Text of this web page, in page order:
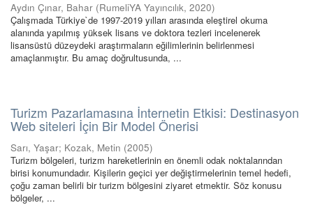
Aydın Çınar, Bahar (RumeliYA Yayıncılık, 2020)
Çalışmada Türkiye`de 1997-2019 yılları arasında eleştirel okuma
alanında yapılmış yüksek lisans ve doktora tezleri incelenerek
lisansüstü düzeydeki araştırmaların eğilimlerinin belirlenmesi
amaçlanmıştır. Bu amaç doğrultusunda, ...
Turizm Pazarlamasına İnternetin Etkisi: Destinasyon
Web siteleri İçin Bir Model Önerisi
Sarı, Yaşar; Kozak, Metin (2005)
Turizm bölgeleri, turizm hareketlerinin en önemli odak noktalarından
birisi konumundadır. Kişilerin geçici yer değiştirmelerinin temel hedefi,
çoğu zaman belirli bir turizm bölgesini ziyaret etmektir. Söz konusu
bölgeler, ...